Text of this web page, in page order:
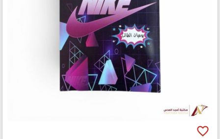
favorite_border